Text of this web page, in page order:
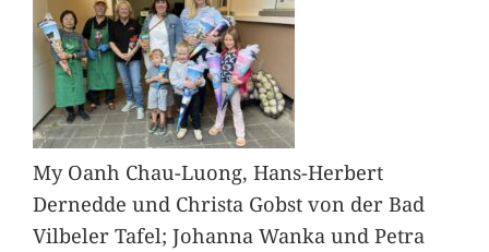
My Oanh Chau-Luong, Hans-Herbert
Dernedde und Christa Gobst von der Bad
Vilbeler Tafel; Johanna Wanka und Petra